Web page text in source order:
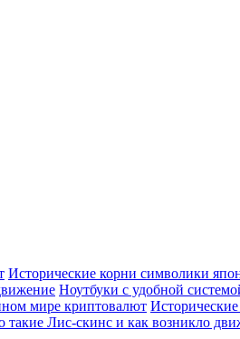
Исторические корни символики
Ноутбуки с удобной
мире криптовалют
такие Лис-скинс и как возникло